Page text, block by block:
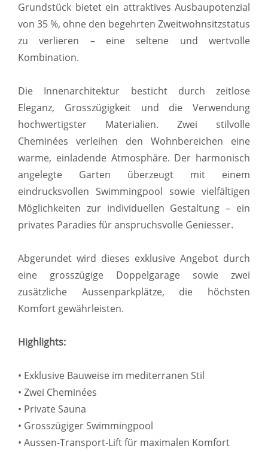
Grundstück bietet ein attraktives Ausbaupotenzial
von 35 %, ohne den begehrten Zweitwohnsitzstatus
zu verlieren – eine seltene und wertvolle
Kombination.
Die Innenarchitektur besticht durch zeitlose
Eleganz, Grosszügigkeit und die Verwendung
hochwertigster Materialien. Zwei stilvolle
Cheminées verleihen den Wohnbereichen eine
warme, einladende Atmosphäre. Der harmonisch
angelegte Garten überzeugt mit einem
eindrucksvollen Swimmingpool sowie vielfältigen
Möglichkeiten zur individuellen Gestaltung – ein
privates Paradies für anspruchsvolle Geniesser.
Abgerundet wird dieses exklusive Angebot durch
eine grosszügige Doppelgarage sowie zwei
zusätzliche Aussenparkplätze, die höchsten
Komfort gewährleisten.
Highlights:
• Exklusive Bauweise im mediterranen Stil
• Zwei Cheminées
• Private Sauna
• Grosszügiger Swimmingpool
• Aussen-Transport-Lift für maximalen Komfort